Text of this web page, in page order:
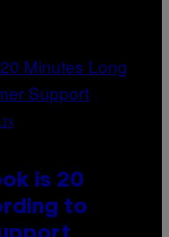
is 20
to